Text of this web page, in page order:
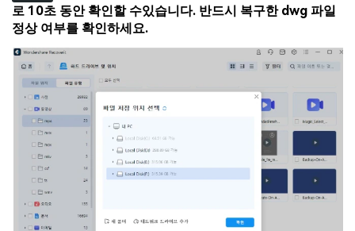
로 10초 동안 확인할 수있습니다. 반드시 복구한 dwg 파일
정상 여부를 확인하세요.